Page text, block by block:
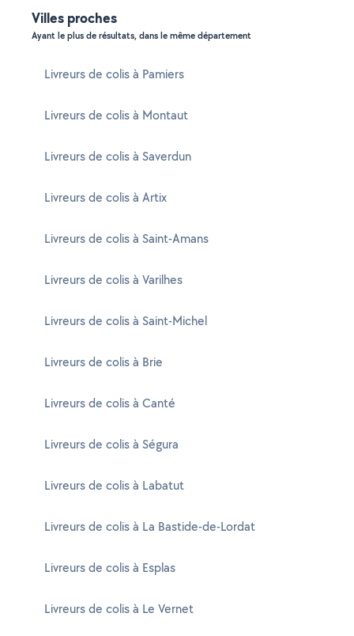
Villes proches
Ayant le plus de résultats, dans le même département
Livreurs de colis à Pamiers
Livreurs de colis à Montaut
Livreurs de colis à Saverdun
Livreurs de colis à Artix
Livreurs de colis à Saint-Amans
Livreurs de colis à Varilhes
Livreurs de colis à Saint-Michel
Livreurs de colis à Brie
Livreurs de colis à Canté
Livreurs de colis à Ségura
Livreurs de colis à Labatut
Livreurs de colis à La Bastide-de-Lordat
Livreurs de colis à Esplas
Livreurs de colis à Le Vernet